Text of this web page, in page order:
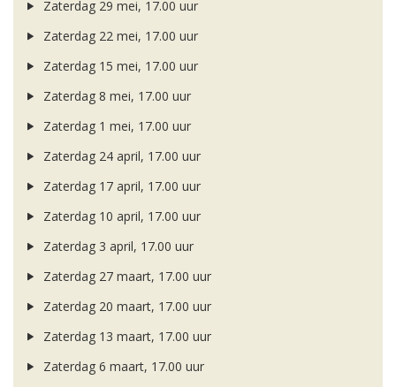
Zaterdag 29 mei, 17.00 uur
Zaterdag 22 mei, 17.00 uur
Zaterdag 15 mei, 17.00 uur
Zaterdag 8 mei, 17.00 uur
Zaterdag 1 mei, 17.00 uur
Zaterdag 24 april, 17.00 uur
Zaterdag 17 april, 17.00 uur
Zaterdag 10 april, 17.00 uur
Zaterdag 3 april, 17.00 uur
Zaterdag 27 maart, 17.00 uur
Zaterdag 20 maart, 17.00 uur
Zaterdag 13 maart, 17.00 uur
Zaterdag 6 maart, 17.00 uur